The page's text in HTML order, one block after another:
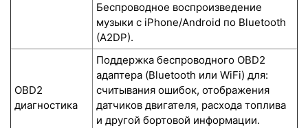
Беспроводное воспроизведение
музыки с iPhone/Android по Bluetooth
(A2DP).
OBD2
диагностика
Поддержка беспроводного OBD2
адаптера (Bluetooth или WiFi) для:
считывания ошибок, отображения
датчиков двигателя, расхода топлива
и другой бортовой информации.